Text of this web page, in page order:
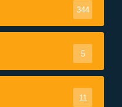
344
5
11